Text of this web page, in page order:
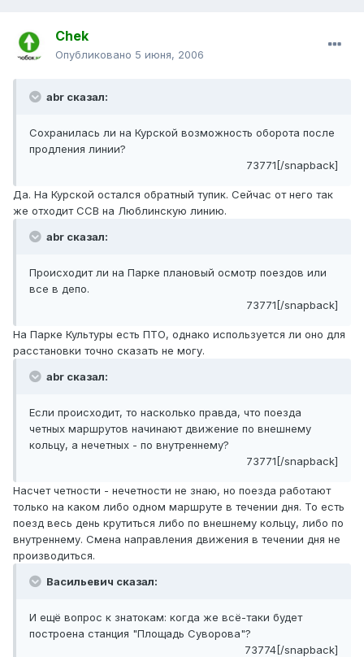
Chek
Опубликовано 5 июня, 2006
abr сказал:
Сохранилась ли на Курской возможность оборота после
продления линии?
73771[/snapback]
Да. На Курской остался обратный тупик. Сейчас от него так
же отходит ССВ на Люблинскую линию.
abr сказал:
Происходит ли на Парке плановый осмотр поездов или
все в депо.
73771[/snapback]
На Парке Культуры есть ПТО, однако используется ли оно для
расстановки точно сказать не могу.
abr сказал:
Если происходит, то насколько правда, что поезда
четных маршрутов начинают движение по внешнему
кольцу, а нечетных - по внутреннему?
73771[/snapback]
Насчет четности - нечетности не знаю, но поезда работают
только на каком либо одном маршруте в течении дня. То есть
поезд весь день крутиться либо по внешнему кольцу, либо по
внутреннему. Смена направления движения в течении дня не
производиться.
Васильевич сказал:
И ещё вопрос к знатокам: когда же всё-таки будет
построена станция "Площадь Суворова"?
73774[/snapback]